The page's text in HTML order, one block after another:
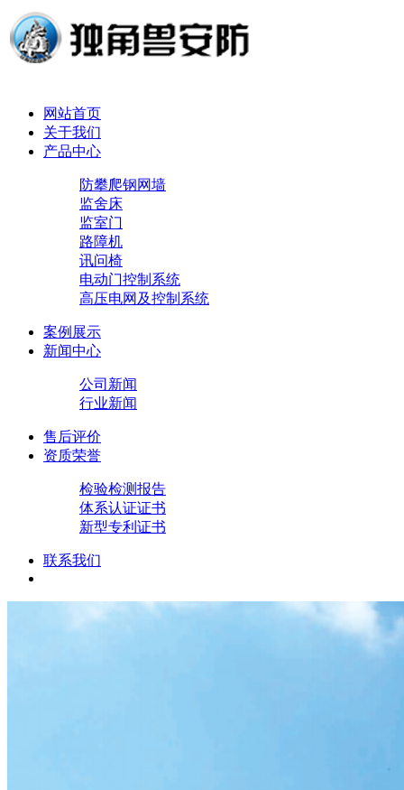
网站首页
关于我们
产品中心
防攀爬钢网墙
监舍床
监室门
路障机
讯问椅
电动门控制系统
高压电网及控制系统
案例展示
新闻中心
公司新闻
行业新闻
售后评价
资质荣誉
检验检测报告
体系认证证书
新型专利证书
联系我们